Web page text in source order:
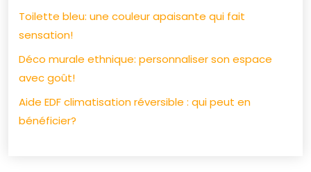
Toilette bleu: une couleur apaisante qui fait
sensation!
Déco murale ethnique: personnaliser son espace
avec goût!
Aide EDF climatisation réversible : qui peut en
bénéficier?